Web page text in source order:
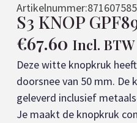
Artikelnummer:
S3 KNOP
€67.60 Incl. BTW
Deze witte knopkruk
doorsnee van 50 mm.
geleverd inclusief
Je maakt de knopkruk